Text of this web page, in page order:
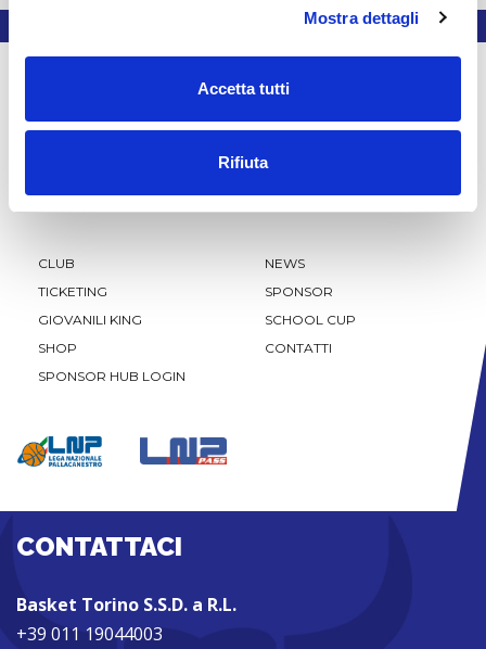
Mostra dettagli
Accetta tutti
Rifiuta
CLUB
NEWS
TICKETING
SPONSOR
GIOVANILI KING
SCHOOL CUP
SHOP
CONTATTI
SPONSOR HUB LOGIN
CONTATTACI
Basket Torino S.S.D. a R.L.
+39 011 19044003